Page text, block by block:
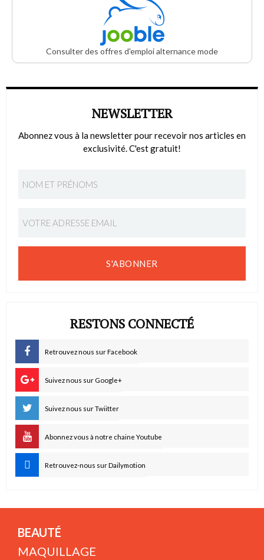
Consulter des offres d'emploi alternance mode
NEWSLETTER
Abonnez vous à la newsletter pour recevoir nos articles en
exclusivité. C'est gratuit!
S'ABONNER
RESTONS CONNECTÉ
Retrouvez nous sur Facebook
Suivez nous sur Google+
Suivez nous sur Twiitter
Abonnez vous à notre chaine Youtube
Retrouvez-nous sur Dailymotion
BEAUTÉ
MAQUILLAGE